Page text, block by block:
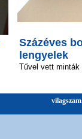
Százéves
lengyelek
Tűvel vett minták